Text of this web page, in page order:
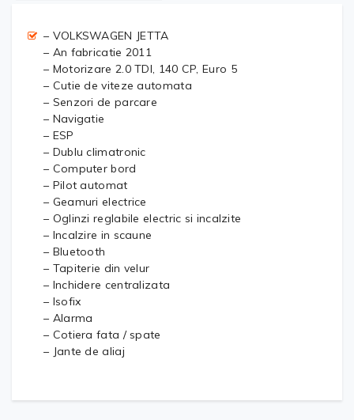
– VOLKSWAGEN JETTA
– An fabricatie 2011
– Motorizare 2.0 TDI, 140 CP, Euro 5
– Cutie de viteze automata
– Senzori de parcare
– Navigatie
– ESP
– Dublu climatronic
– Computer bord
– Pilot automat
– Geamuri electrice
– Oglinzi reglabile electric si incalzite
– Incalzire in scaune
– Bluetooth
– Tapiterie din velur
– Inchidere centralizata
– Isofix
– Alarma
– Cotiera fata / spate
– Jante de aliaj